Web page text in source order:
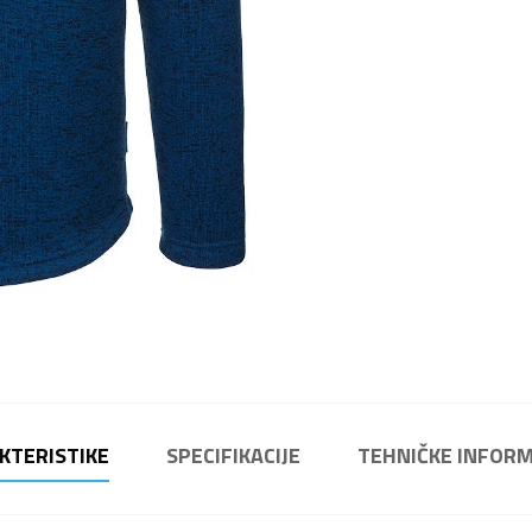
SPECIFIKACIJE TEHNIČKE